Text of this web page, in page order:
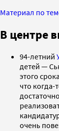
Материал по
В центре
94-летний
детей —
этого
что когда-
очень